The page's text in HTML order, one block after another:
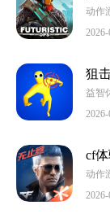
动作
狙
益智
cf
动作